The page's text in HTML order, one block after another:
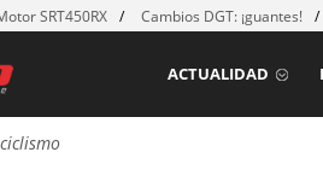
SRT450RX Cambios DGT: ¡guantes!
ACTUALIDAD